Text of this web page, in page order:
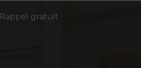
Rappel gratuit